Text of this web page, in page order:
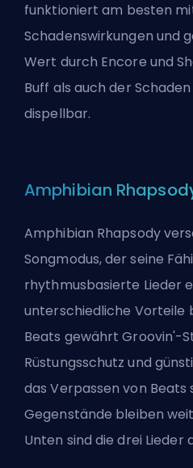
funktioniert am besten
Schadenswirkungen und
Wert durch Encore und
Buff als auch der
dispellbar.
Amphibian
Amphibian Rhapsody
Songmodus, der seine
rhythmusbasierte Lieder
unterschiedliche Vorteile
Beats gewährt Groovin'-
Rüstungsschutz und
das Verpassen von
Gegenstände bleiben
Unten sind die drei Lieder